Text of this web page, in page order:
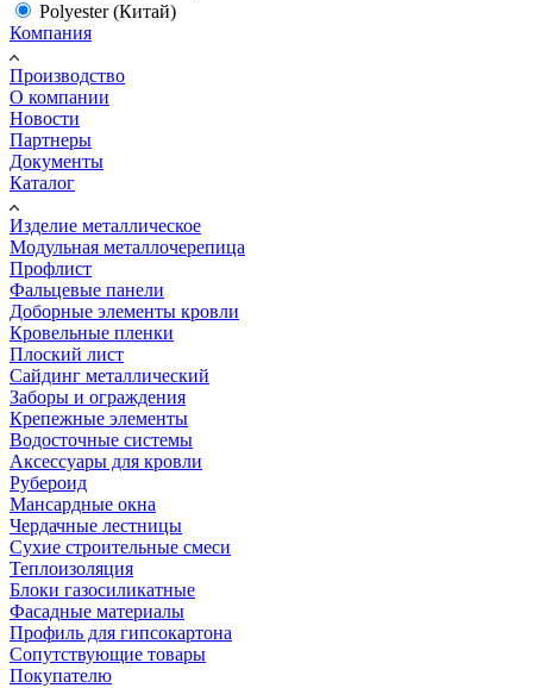
Polyester (Китай)
Компания
Производство
О компании
Новости
Партнеры
Документы
Каталог
Изделие металлическое
Модульная металлочерепица
Профлист
Фальцевые панели
Доборные элементы кровли
Кровельные пленки
Плоский лист
Сайдинг металлический
Заборы и ограждения
Крепежные элементы
Водосточные системы
Аксессуары для кровли
Рубероид
Мансардные окна
Чердачные лестницы
Сухие строительные смеси
Теплоизоляция
Блоки газосиликатные
Фасадные материалы
Профиль для гипсокартона
Сопутствующие товары
Покупателю